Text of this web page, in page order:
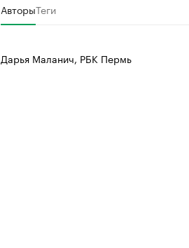
АвторыТеги
Дарья Маланич, РБК Пермь